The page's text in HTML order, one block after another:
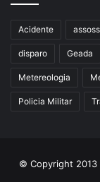
Acidente
disparo Geada
Metereologia
Policia Militar
© Copyright